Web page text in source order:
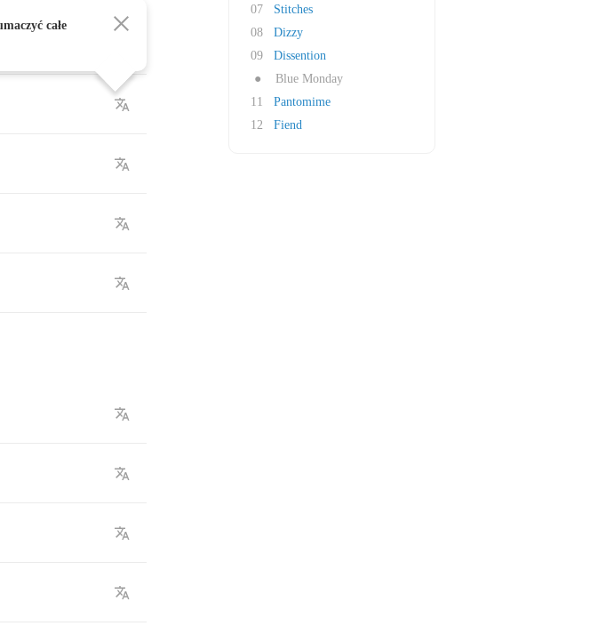
całe
07
Stitches
08
Dizzy
09
Dissention
●
Blue Monday
11
Pantomime
12
Fiend